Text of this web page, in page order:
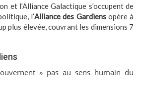
et l’Alliance Galactique s’occupent de
l’Alliance des Gardiensopère à
plus élevée, couvrant les dimensions 7
» pas au sens humain du